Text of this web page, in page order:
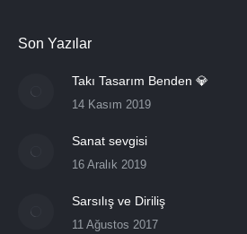
Son Yazılar
Takı Tasarım Benden 💎
14 Kasım 2019
Sanat sevgisi
16 Aralık 2019
Sarsılış ve Diriliş
11 Ağustos 2017